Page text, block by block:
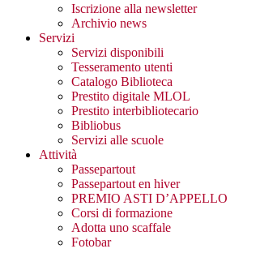
Iscrizione alla newsletter
Archivio news
Servizi
Servizi disponibili
Tesseramento utenti
Catalogo Biblioteca
Prestito digitale MLOL
Prestito interbibliotecario
Bibliobus
Servizi alle scuole
Attività
Passepartout
Passepartout en hiver
PREMIO ASTI D’APPELLO
Corsi di formazione
Adotta uno scaffale
Fotobar